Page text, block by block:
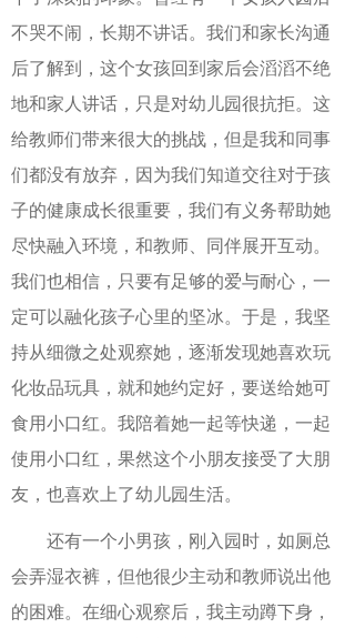
不哭不闹，长期不讲话。我们和家长沟通
后了解到，这个女孩回到家后会滔滔不绝
地和家人讲话，只是对幼儿园很抗拒。这
给教师们带来很大的挑战，但是我和同事
们都没有放弃，因为我们知道交往对于孩
子的健康成长很重要，我们有义务帮助她
尽快融入环境，和教师、同伴展开互动。
我们也相信，只要有足够的爱与耐心，一
定可以融化孩子心里的坚冰。于是，我坚
持从细微之处观察她，逐渐发现她喜欢玩
化妆品玩具，就和她约定好，要送给她可
食用小口红。我陪着她一起等快递，一起
使用小口红，果然这个小朋友接受了大朋
友，也喜欢上了幼儿园生活。
还有一个小男孩，刚入园时，如厕总
会弄湿衣裤，但他很少主动和教师说出他
的困难。在细心观察后，我主动蹲下身，